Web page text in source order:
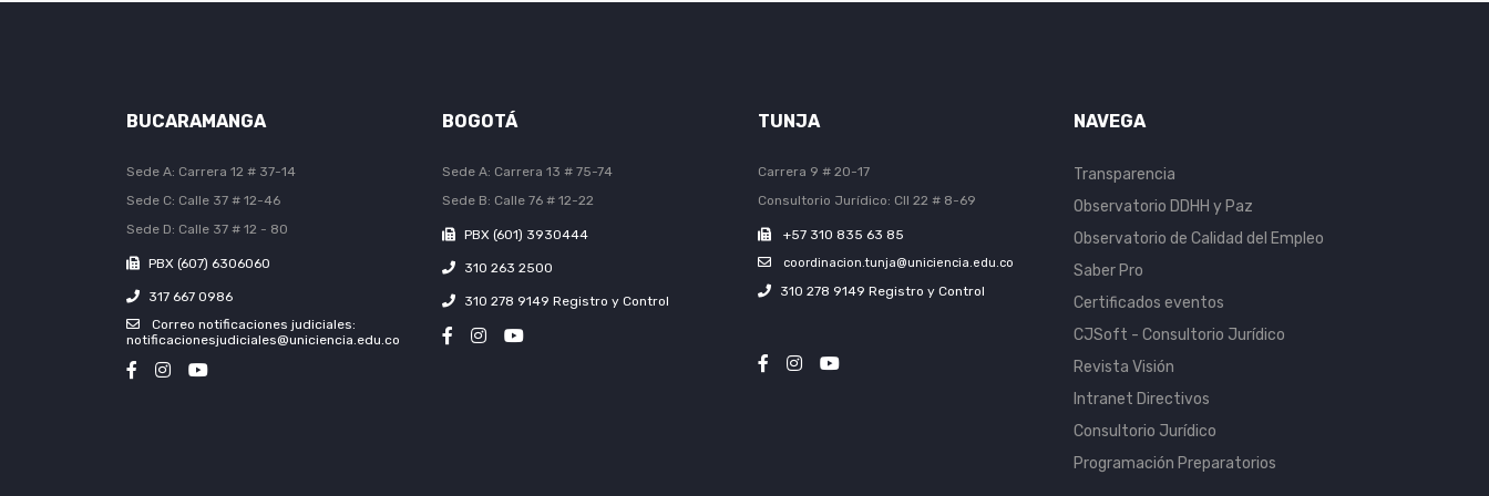
BUCARAMANGA
Sede A: Carrera 12 # 37-14
Sede C: Calle 37 # 12-46
Sede D: Calle 37 # 12 - 80
PBX (607) 6306060
317 667 0986
Correo notificaciones judiciales:
notificacionesjudiciales@uniciencia.edu.co
BOGOTÁ
Sede A: Carrera 13 # 75-74
Sede B: Calle 76 # 12-22
PBX (601) 3930444
310 263 2500
310 278 9149 Registro y Control
TUNJA
Carrera 9 # 20-17
Consultorio Jurídico: Cll 22 # 8-69
+57 310 835 63 85
coordinacion.tunja@uniciencia.edu.co
310 278 9149 Registro y Control
NAVEGA
Transparencia
Observatorio DDHH y Paz
Observatorio de Calidad del Empleo
Saber Pro
Certificados eventos
CJSoft - Consultorio Jurídico
Revista Visión
Intranet Directivos
Consultorio Jurídico
Programación Preparatorios